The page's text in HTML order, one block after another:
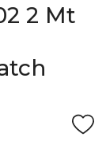
2 Mt